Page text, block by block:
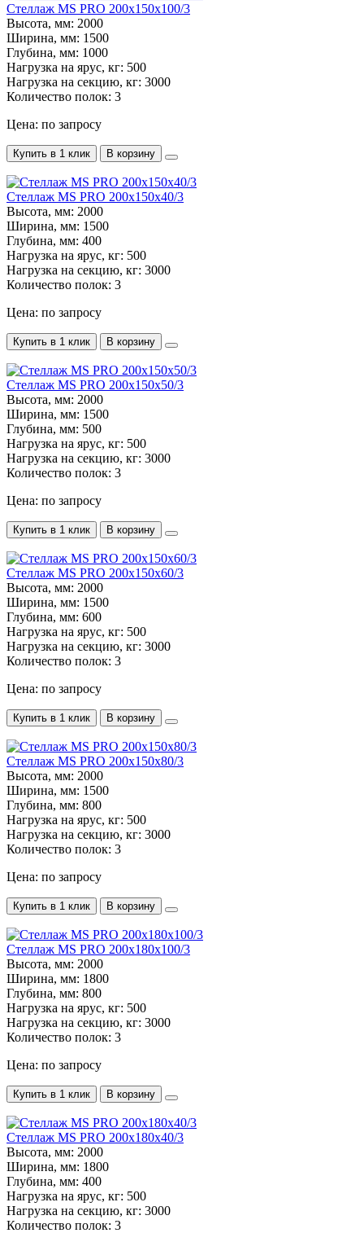
Стеллаж MS PRO 200х150х100/3
Высота, мм: 2000
Ширина, мм: 1500
Глубина, мм: 1000
Нагрузка на ярус, кг: 500
Нагрузка на секцию, кг: 3000
Количество полок: 3
Цена: по запросу
Купить в 1 клик В корзину
Стеллаж MS PRO 200х150х40/3
Высота, мм: 2000
Ширина, мм: 1500
Глубина, мм: 400
Нагрузка на ярус, кг: 500
Нагрузка на секцию, кг: 3000
Количество полок: 3
Цена: по запросу
Купить в 1 клик В корзину
Стеллаж MS PRO 200х150х50/3
Высота, мм: 2000
Ширина, мм: 1500
Глубина, мм: 500
Нагрузка на ярус, кг: 500
Нагрузка на секцию, кг: 3000
Количество полок: 3
Цена: по запросу
Купить в 1 клик В корзину
Стеллаж MS PRO 200х150х60/3
Высота, мм: 2000
Ширина, мм: 1500
Глубина, мм: 600
Нагрузка на ярус, кг: 500
Нагрузка на секцию, кг: 3000
Количество полок: 3
Цена: по запросу
Купить в 1 клик В корзину
Стеллаж MS PRO 200х150х80/3
Высота, мм: 2000
Ширина, мм: 1500
Глубина, мм: 800
Нагрузка на ярус, кг: 500
Нагрузка на секцию, кг: 3000
Количество полок: 3
Цена: по запросу
Купить в 1 клик В корзину
Стеллаж MS PRO 200х180х100/3
Высота, мм: 2000
Ширина, мм: 1800
Глубина, мм: 800
Нагрузка на ярус, кг: 500
Нагрузка на секцию, кг: 3000
Количество полок: 3
Цена: по запросу
Купить в 1 клик В корзину
Стеллаж MS PRO 200х180х40/3
Высота, мм: 2000
Ширина, мм: 1800
Глубина, мм: 400
Нагрузка на ярус, кг: 500
Нагрузка на секцию, кг: 3000
Количество полок: 3